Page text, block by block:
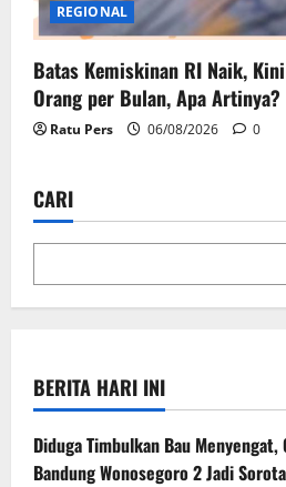
REGIONAL
Batas Kemiskinan RI Naik,
Orang per Bulan, Apa Artinya?
Ratu Pers 06/08/2026 0
CARI
BERITA HARI INI
Diduga Timbulkan Bau Menyengat,
Bandung Wonosegoro 2 Jadi